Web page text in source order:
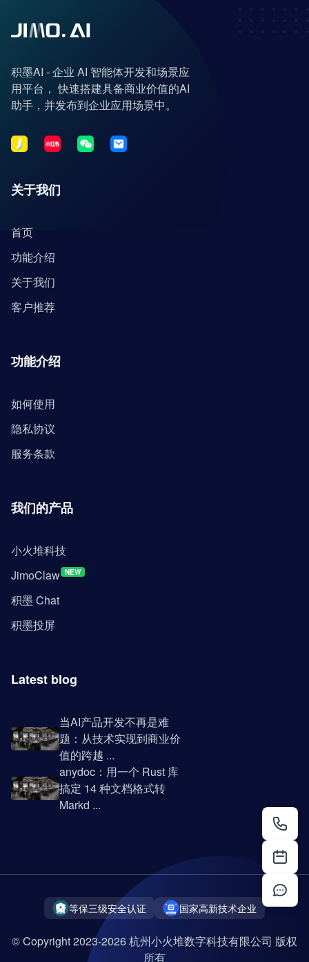
积墨AI - 企业 AI 智能体开发和场景应
用平台， 快速搭建具备商业价值的AI
助手，并发布到企业应用场景中。
关于我们
首页
功能介绍
关于我们
客户推荐
功能介绍
如何使用
隐私协议
服务条款
我们的产品
小火堆科技
JimoClaw NEW
积墨 Chat
积墨投屏
Latest blog
当AI产品开发不再是难
题：从技术实现到商业价
值的跨越 ...
anydoc：用一个 Rust 库
搞定 14 种文档格式转
Markd ...
等保三级安全认证 国家高新技术企业
© Copyright 2023-2026 杭州小火堆数字科技有限公司 版权
所有